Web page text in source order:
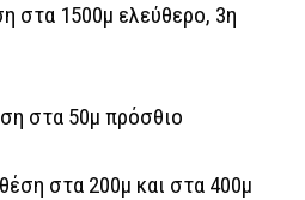
στα 1500μ ελεύθερο, 3η
στα 50μ πρόσθιο
στα 200μ και στα 400μ